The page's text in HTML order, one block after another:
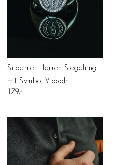
Silberner Herren-Siegelring
mit Symbol Vibodh
179